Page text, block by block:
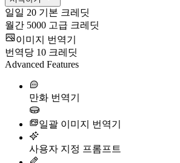
일일 20 기본 크레딧
월간 5000 고급 크레딧
이미지 번역기
번역당 10 크레딧
Advanced Features
만화 번역기
일괄 이미지 번역기
사용자 지정 프롬프트